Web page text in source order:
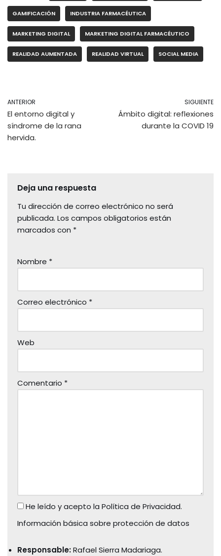
dI
n
b
o
o
k
ar
tir
GAMIFICACIÓN INDUSTRIA FARMACÉUTICA
MARKETING DIGITAL MARKETING DIGITAL FARMACÉUTICO
REALIDAD AUMENTADA REALIDAD VIRTUAL SOCIAL MEDIA
ANTERIOR
El entorno digital y
síndrome de la rana
hervida.
SIGUIENTE
Ámbito digital: reflexiones
durante la COVID 19
Deja una respuesta
Tu dirección de correo electrónico no será
publicada. Los campos obligatorios están
marcados con *
Nombre *
Correo electrónico *
Web
Comentario *
He leído y acepto la Política de Privacidad.
Información básica sobre protección de datos
Responsable: Rafael Sierra Madariaga.